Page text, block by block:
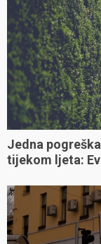
Jedna
tijekom ljeta: